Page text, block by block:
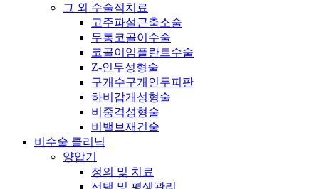
그 외 수술적치료
고주파설근축소술
무통코골이수술
코골이임플란트수술
Z-인두성형술
구개수구개인두피판
하비갑개성형술
비중격성형술
비밸브재건술
비수술 클리닉
양압기
정의 및 치료